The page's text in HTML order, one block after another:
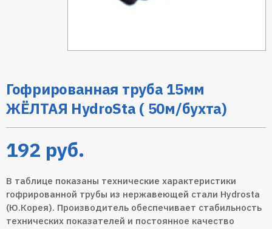
Гофрированная труба 15мм
ЖЁЛТАЯ HydroSta ( 50м/бухта)
192 руб.
В таблице показаны технические характеристики
гофрированной трубы из нержавеющей стали Hydrosta
(Ю.Корея). Производитель обеспечивает стабильность
технических показателей и постоянное качество